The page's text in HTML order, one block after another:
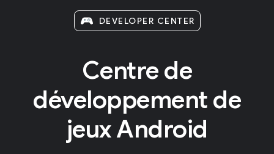
DEVELOPER CENTER
Centre de
développement de
jeux Android